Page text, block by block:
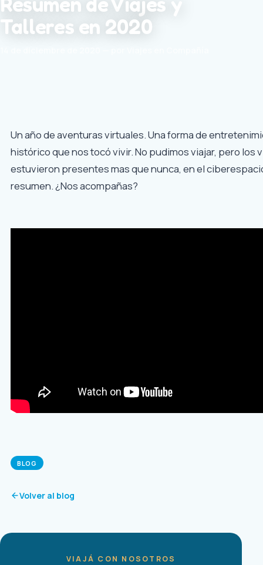
Talleres en 2020
Un año de aventuras virtuales. Una forma de
histórico que nos tocó vivir. No pudimos viajar, pero los
estuvieron presentes mas que nunca, en el
resumen. ¿Nos acompañas?
BLOG
Volver al blog
VIAJÁ CON NOSOTROS